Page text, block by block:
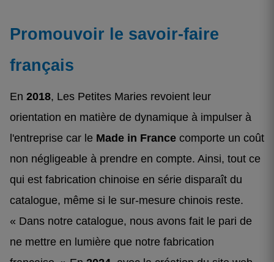
Promouvoir le savoir-faire
français
En 2018, Les Petites Maries revoient leur
orientation en matière de dynamique à impulser à
l'entreprise car le Made in France comporte un coût
non négligeable à prendre en compte. Ainsi, tout ce
qui est fabrication chinoise en série disparaît du
catalogue, même si le sur-mesure chinois reste.
« Dans notre catalogue, nous avons fait le pari de
ne mettre en lumière que notre fabrication